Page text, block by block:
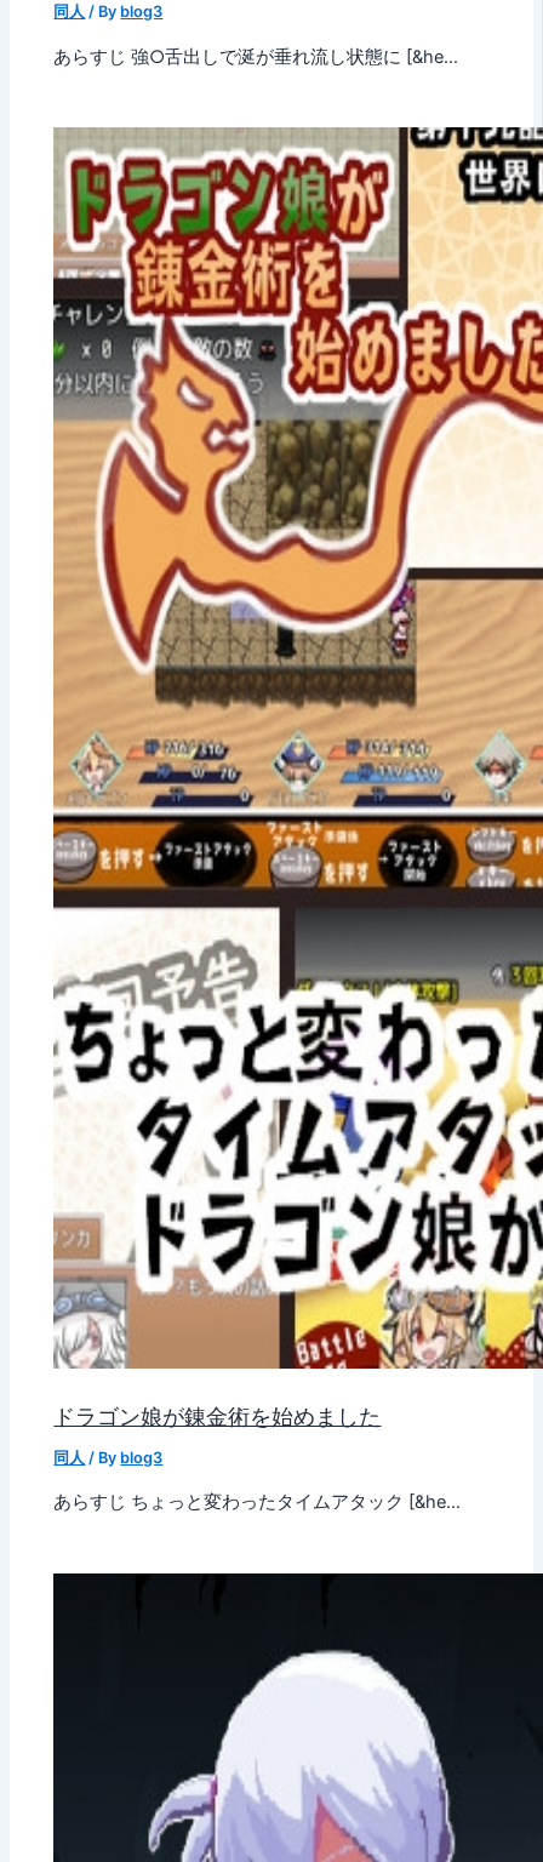
同人 / By blog3
あらすじ 強○舌出しで涎が垂れ流し状態に [&he…
ドラゴン娘が錬金術を始めました
同人 / By blog3
あらすじ ちょっと変わったタイムアタック [&he…